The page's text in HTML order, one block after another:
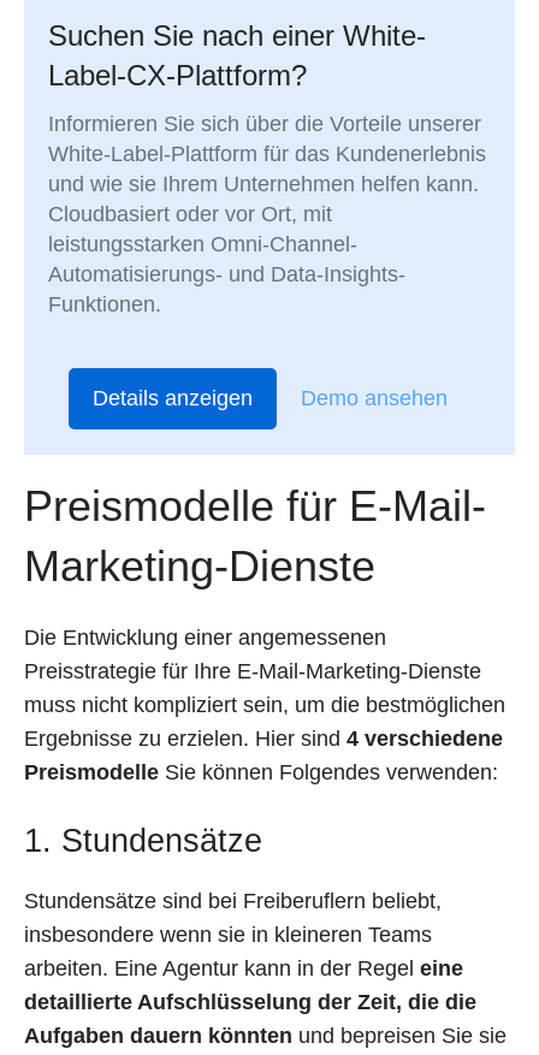
Suchen Sie nach einer White-
Label-CX-Plattform?
Informieren Sie sich über die Vorteile unserer
White-Label-Plattform für das Kundenerlebnis
und wie sie Ihrem Unternehmen helfen kann.
Cloudbasiert oder vor Ort, mit
leistungsstarken Omni-Channel-
Automatisierungs- und Data-Insights-
Funktionen.
Details anzeigen Demo ansehen
Preismodelle für E-Mail-
Marketing-Dienste
Die Entwicklung einer angemessenen
Preisstrategie für Ihre E-Mail-Marketing-Dienste
muss nicht kompliziert sein, um die bestmöglichen
Ergebnisse zu erzielen. Hier sind 4 verschiedene
Preismodelle Sie können Folgendes verwenden:
1. Stundensätze
Stundensätze sind bei Freiberuflern beliebt,
insbesondere wenn sie in kleineren Teams
arbeiten. Eine Agentur kann in der Regel eine
detaillierte Aufschlüsselung der Zeit, die die
Aufgaben dauern könnten und bepreisen Sie sie